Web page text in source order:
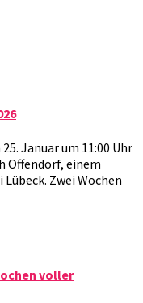
Januar um 11:00 Uhr
Offendorf, einem
Zwei Wochen
voller